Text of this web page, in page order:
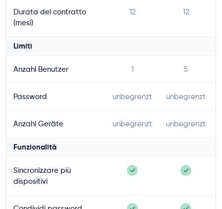
Durata del contratto
(mesi)
12 12
Limiti
Anzahl Benutzer 1 5
Password unbegrenzt unbegrenzt
Anzahl Geräte unbegrenzt unbegrenzt
Funzionalità
Sincronizzare più
dispositivi
✓ ✓